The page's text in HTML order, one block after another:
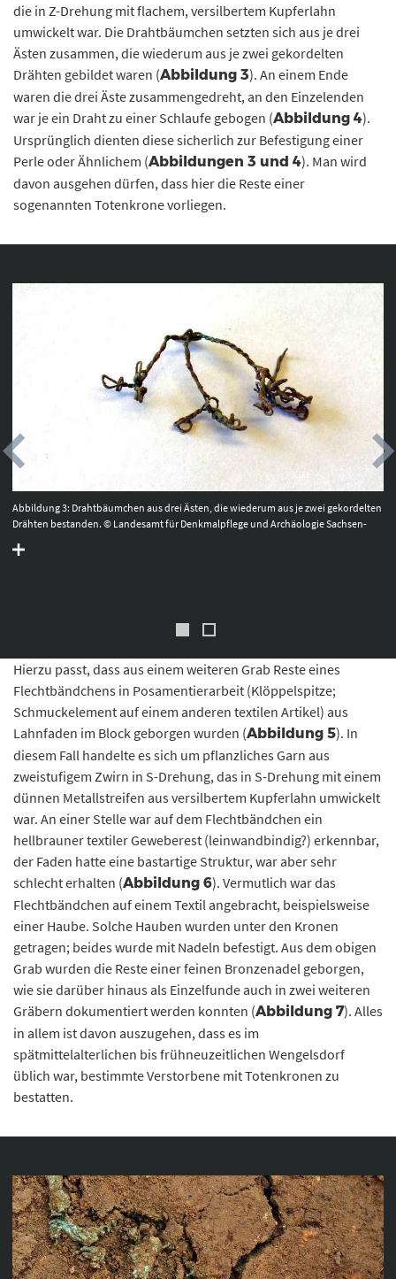
die in Z-Drehung mit flachem, versilbertem Kupferlahn
umwickelt war. Die Drahtbäumchen setzten sich aus je drei
Ästen zusammen, die wiederum aus je zwei gekordelten
Drähten gebildet waren (Abbildung 3). An einem Ende
waren die drei Äste zusammengedreht, an den Einzelenden
war je ein Draht zu einer Schlaufe gebogen (Abbildung 4).
Ursprünglich dienten diese sicherlich zur Befestigung einer
Perle oder Ähnlichem (Abbildungen 3 und 4). Man wird
davon ausgehen dürfen, dass hier die Reste einer
sogenannten Totenkrone vorliegen.
Abbildung 3: Drahtbäumchen aus drei Ästen, die wiederum aus je zwei gekordelten
Drähten bestanden. © Landesamt für Denkmalpflege und Archäologie Sachsen-
Hierzu passt, dass aus einem weiteren Grab Reste eines
Flechtbändchens in Posamentierarbeit (Klöppelspitze;
Schmuckelement auf einem anderen textilen Artikel) aus
Lahnfaden im Block geborgen wurden (Abbildung 5). In
diesem Fall handelte es sich um pflanzliches Garn aus
zweistufigem Zwirn in S-Drehung, das in S-Drehung mit einem
dünnen Metallstreifen aus versilbertem Kupferlahn umwickelt
war. An einer Stelle war auf dem Flechtbändchen ein
hellbrauner textiler Geweberest (leinwandbindig?) erkennbar,
der Faden hatte eine bastartige Struktur, war aber sehr
schlecht erhalten (Abbildung 6). Vermutlich war das
Flechtbändchen auf einem Textil angebracht, beispielsweise
einer Haube. Solche Hauben wurden unter den Kronen
getragen; beides wurde mit Nadeln befestigt. Aus dem obigen
Grab wurden die Reste einer feinen Bronzenadel geborgen,
wie sie darüber hinaus als Einzelfunde auch in zwei weiteren
Gräbern dokumentiert werden konnten (Abbildung 7). Alles
in allem ist davon auszugehen, dass es im
spätmittelalterlichen bis frühneuzeitlichen Wengelsdorf
üblich war, bestimmte Verstorbene mit Totenkronen zu
bestatten.